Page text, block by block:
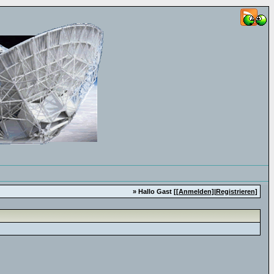
» Hallo Gast [[Anmelden]|Registrieren]